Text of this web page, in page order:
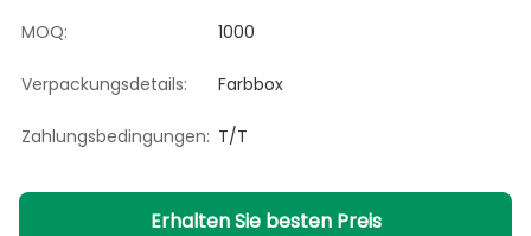
MOQ: 1000
Verpackungsdetails: Farbbox
Zahlungsbedingungen: T/T
Erhalten Sie besten Preis